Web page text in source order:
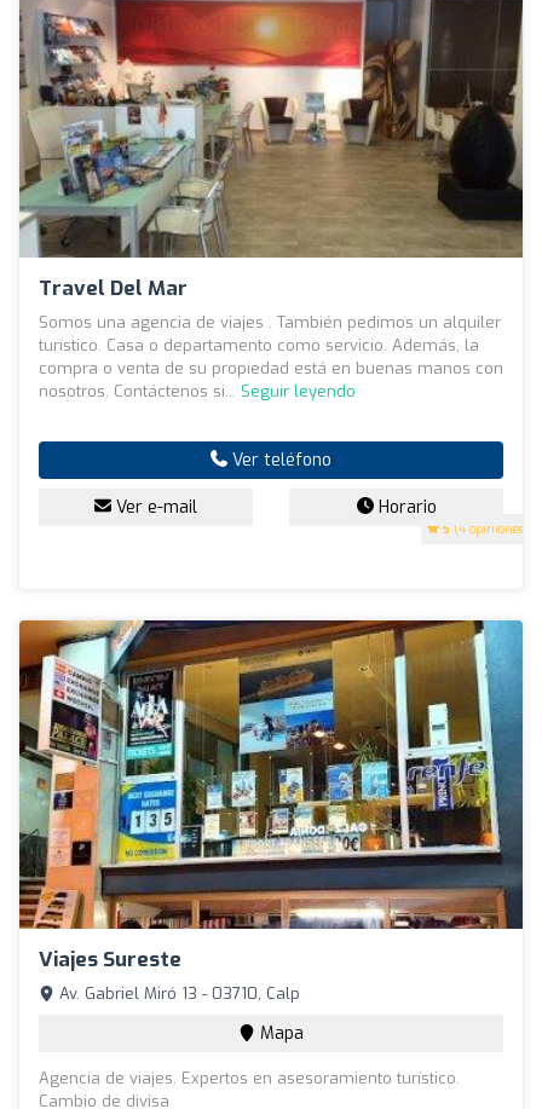
Travel Del Mar
5 (4 opiniones)
Somos una agencia de viajes . También pedimos un alquiler
turístico. Casa o departamento como servicio. Además, la
compra o venta de su propiedad está en buenas manos con
nosotros. Contáctenos si... Seguir leyendo
Ver teléfono
Ver e-mail Horario
Viajes Sureste
Av. Gabriel Miró 13 - 03710, Calp
Mapa
Agencia de viajes. Expertos en asesoramiento turístico.
Cambio de divisa